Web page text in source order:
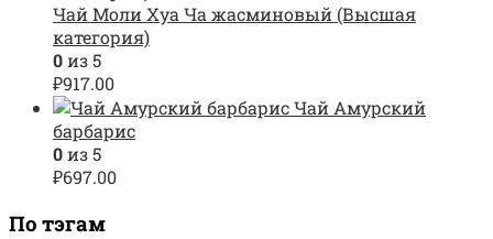
Чай Моли Хуа Ча жасминовый (Высшая
категория)
0из 5
₽917.00
Чай Амурский
барбарис
0из 5
₽697.00
По тэгам